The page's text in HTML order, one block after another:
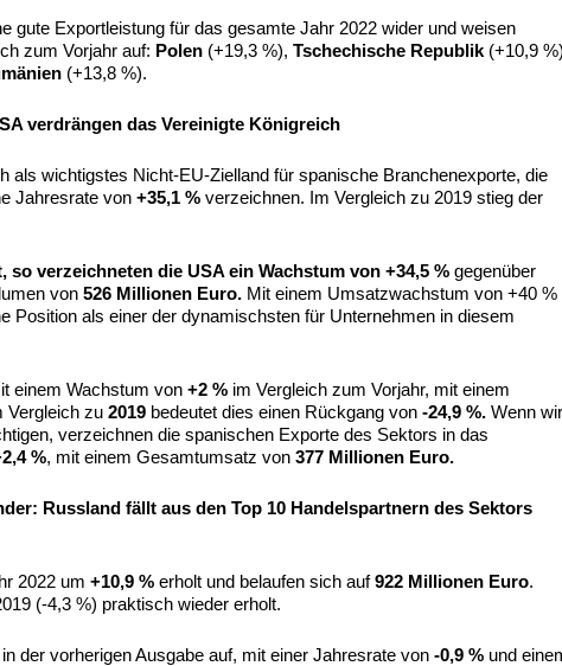
gute Exportleistung für das gesamte Jahr 2022 wider und weisen
zum Vorjahr auf: Polen (+19,3 %),Tschechische Republik (+10,9
(+13,8 %).
verdrängen das Vereinigte Königreich
als wichtigstes Nicht-EU-Zielland für spanische Branchenexporte, die
Jahresrate von+35,1 % verzeichnen. Im Vergleich zu 2019 stieg der
verzeichneten die USA ein Wachstum von +34,5 %gegenüber
von526 Millionen Euro. Mit einem Umsatzwachstum von +40 %
Position als einer der dynamischsten für Unternehmen in diesem
einem Wachstum von+2 % im Vergleich zum Vorjahr, mit einem
Vergleich zu2019 bedeutet dies einen Rückgang von-24,9 %. Wenn
verzeichnen die spanischen Exporte des Sektors in das
%, mit einem Gesamtumsatz von377 Millionen Euro.
Russland fällt aus den Top 10 Handelspartnern des Sektors
2022 um+10,9 % erholt und belaufen sich auf922 Millionen Euro.
(-4,3 %) praktisch wieder erholt.
der vorherigen Ausgabe auf, mit einer Jahresrate von-0,9 % und